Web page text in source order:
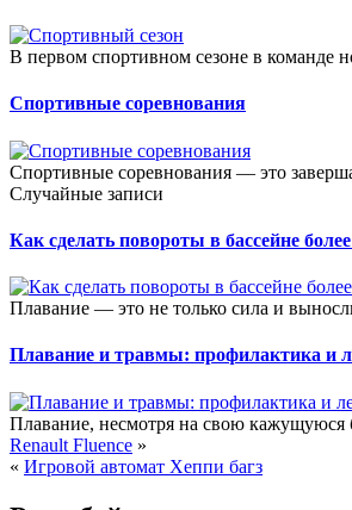
В первом спортивном сезоне в команде
Спортивные соревнования
Спортивные соревнования — это
Случайные записи
Как сделать повороты в бассейне
Плавание — это не только сила и
Плавание и травмы: профилактика и
Плавание, несмотря на свою кажущуюся
Renault Fluence »
« Игровой автомат Хеппи багз